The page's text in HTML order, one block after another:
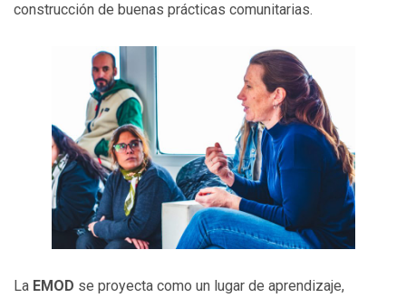
construcción de buenas prácticas comunitarias.
La EMOD se proyecta como un lugar de aprendizaje,